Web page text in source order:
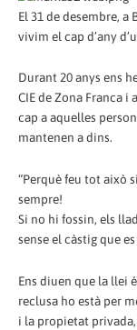
El 31 de desembre,
vivim el cap d’any
Durant 20 anys ens
CIE de Zona Franca
cap a aquelles
mantenen a dins.
“Perquè feu tot això
sempre!
Si no hi fossin, els
sense el càstig que
Ens diuen que la llei
reclusa ho està per
i la propietat privada,